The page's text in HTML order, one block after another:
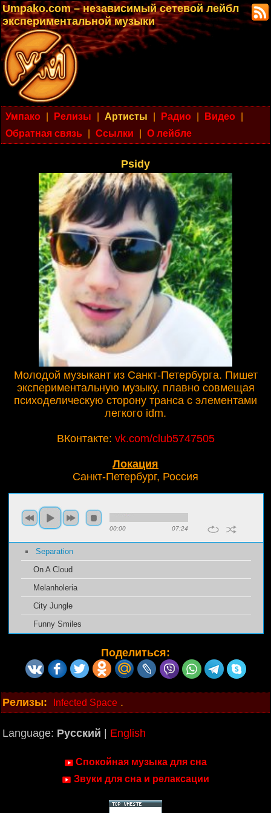
Umpako.com – независимый сетевой лейбл
экспериментальной музыки
Умпако Релизы Артисты Радио Видео
Обратная связь
Ссылки О лейбле
Psidy
Молодой музыкант из Санкт-Петербурга. Пишет
экспериментальную музыку, плавно совмещая
психоделическую сторону транса с элементами
легкого idm.
ВКонтакте: vk.com/club5747505
Локация
Санкт-Петербург, Россия
00:00 07:24
Separation
On A Cloud
Melanholeria
City Jungle
Funny Smiles
Поделиться:
Релизы: Infected Space .
Language: Русский English
Спокойная музыка для сна
Звуки для сна и релаксации